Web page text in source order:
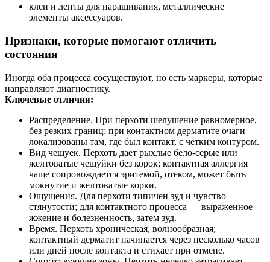
клеи и ленты для наращивания, металлические
элементы аксессуаров.
Признаки, которые помогают отличить
состояния
Иногда оба процесса сосуществуют, но есть маркеры, которые
направляют диагностику.
Ключевые отличия:
Распределение. При перхоти шелушение равномерное,
без резких границ; при контактном дерматите очаги
локализованы там, где был контакт, с четким контуром.
Вид чешуек. Перхоть дает рыхлые бело‑серые или
желтоватые чешуйки без корок; контактная аллергия
чаще сопровождается эритемой, отеком, может быть
мокнутие и желтоватые корки.
Ощущения. Для перхоти типичен зуд и чувство
стянутости; для контактного процесса — выраженное
жжение и болезненность, затем зуд.
Время. Перхоть хроническая, волнообразная;
контактный дерматит начинается через несколько часов
или дней после контакта и стихает при отмене.